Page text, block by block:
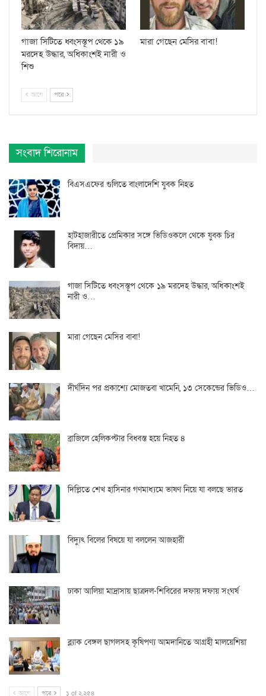
গাজা সিটিতে ধ্বংসস্তূপ থেকে ১৯
মরদেহ উদ্ধার, অধিকাংশই নারী ও
শিশু
মারা গেছেন মেসির বাবা!
আগে পরে
সংবাদ শিরোনাম
বিএসএফের গুলিতে বাংলাদেশি যুবক নিহত
হাটহাজারীতে প্রেমিকার সঙ্গে ভিডিওকলে থেকে যুবক চির
বিদায়…
গাজা সিটিতে ধ্বংসস্তূপ থেকে ১৯ মরদেহ উদ্ধার, অধিকাংশই
নারী ও…
মারা গেছেন মেসির বাবা!
দীর্ঘদিন পর প্রকাশ্যে মোজতবা খামেনি, ১৩ সেকেন্ডের ভিডিও…
ব্রাজিলে হেলিকপ্টার বিধ্বস্ত হয়ে নিহত ৪
দিল্লিতে শেখ হাসিনার গণমাধ্যমে ভাষণ নিয়ে যা বলছে ভারত
বিদ্যুৎ বিলের বিষয়ে যা বললেন আজহারী
ঢাকা আলিয়া মাদ্রাসায় ছাত্রদল-শিবিরের দফায় দফায় সংঘর্ষ
ব্ল্যাক বেঙ্গল ছাগলসহ কৃষিপণ্য আমদানিতে আগ্রহী মালয়েশিয়া
আগে পরে ১ of ২,২৫৪